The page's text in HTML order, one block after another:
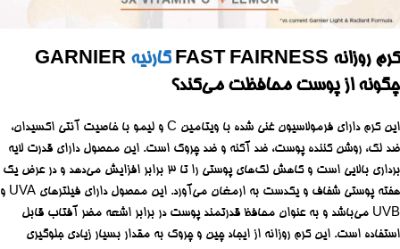
کرم روزانه FAST FAIRNESS گارنیه GARNIER
چگونه از پوست محافظت می‌کند؟
این کرم دارای فرمولاسیون غنی شده با ویتامین C و لیمو با خاصیت آنتی اکسیدان،
ضد لک، روشن کننده پوست، ضد آکنه و ضد چروک است. این محصول دارای قدرت لایه
برداری بالایی است و کاهش لک‌های پوستی را تا 3 برابر افزایش می‌دهد و در عرض یک
هفته پوستی شفاف و یکدست به ارمغان می‌آورد. این محصول دارای فیلترهای UVA و
UVB می‌‌باشد و به عنوان محافظ قدرتمند پوست در برابر اشعه مضر آفتاب قابل
استفاده است. این کرم روزانه از ایجاد چین و چروک به مقدار بسیار زیادی جلوگیری